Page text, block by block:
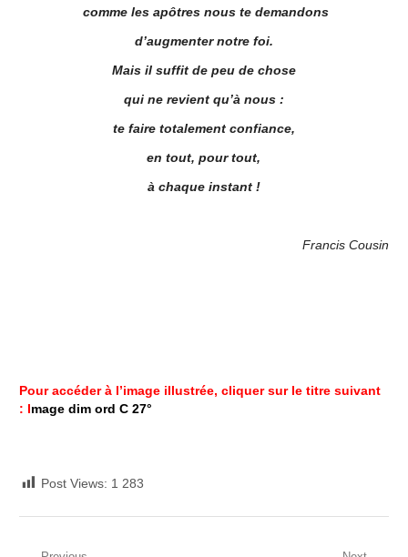
comme les apôtres nous te demandons
d’augmenter notre foi.
Mais il suffit de peu de chose
qui ne revient qu’à nous :
te faire totalement confiance,
en tout, pour tout,
à chaque instant !
Francis Cousin
Pour accéder à l’image illustrée, cliquer sur le titre suivant
: Image dim ord C 27°
Post Views: 1 283